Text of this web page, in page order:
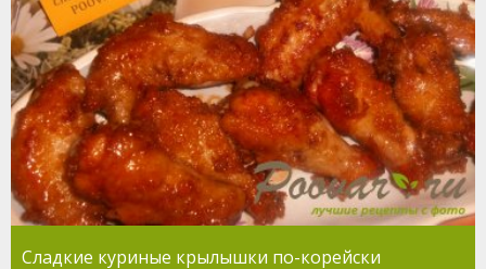
Сладкие куриные крылышки по-корейски